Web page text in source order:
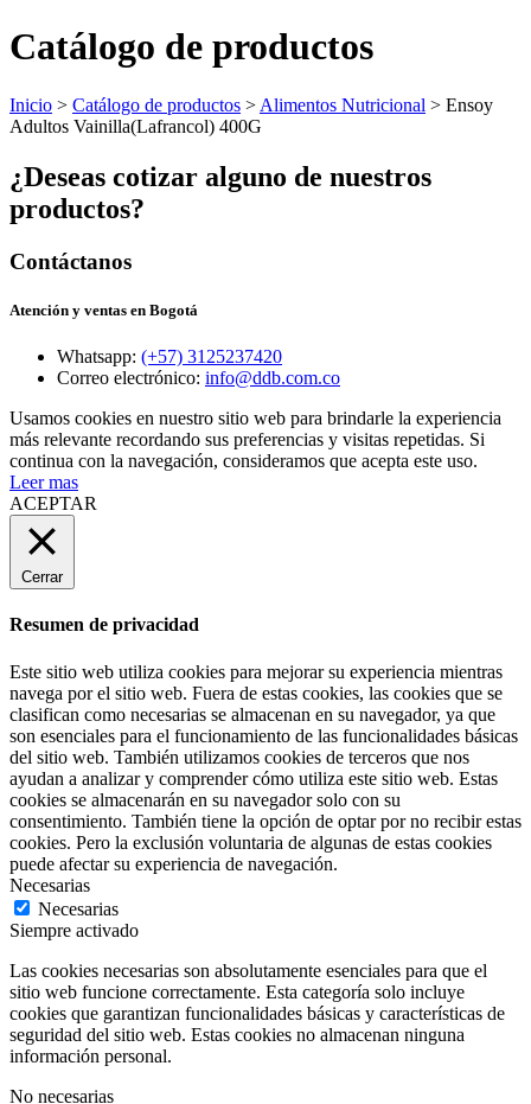
Catálogo de productos
Inicio > Catálogo de productos > Alimentos Nutricional > Ensoy
Adultos Vainilla(Lafrancol) 400G
¿Deseas cotizar alguno de nuestros
productos?
Contáctanos
Atención y ventas en Bogotá
Whatsapp: (+57) 3125237420
Correo electrónico: info@ddb.com.co
Usamos cookies en nuestro sitio web para brindarle la experiencia
más relevante recordando sus preferencias y visitas repetidas. Si
continua con la navegación, consideramos que acepta este uso.
Leer mas
ACEPTAR
Cerrar
Resumen de privacidad
Este sitio web utiliza cookies para mejorar su experiencia mientras
navega por el sitio web. Fuera de estas cookies, las cookies que se
clasifican como necesarias se almacenan en su navegador, ya que
son esenciales para el funcionamiento de las funcionalidades básicas
del sitio web. También utilizamos cookies de terceros que nos
ayudan a analizar y comprender cómo utiliza este sitio web. Estas
cookies se almacenarán en su navegador solo con su
consentimiento. También tiene la opción de optar por no recibir estas
cookies. Pero la exclusión voluntaria de algunas de estas cookies
puede afectar su experiencia de navegación.
Necesarias
Necesarias
Siempre activado
Las cookies necesarias son absolutamente esenciales para que el
sitio web funcione correctamente. Esta categoría solo incluye
cookies que garantizan funcionalidades básicas y características de
seguridad del sitio web. Estas cookies no almacenan ninguna
información personal.
No necesarias